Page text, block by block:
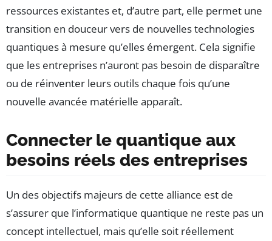
ressources existantes et, d’autre part, elle permet une
transition en douceur vers de nouvelles technologies
quantiques à mesure qu’elles émergent. Cela signifie
que les entreprises n’auront pas besoin de disparaître
ou de réinventer leurs outils chaque fois qu’une
nouvelle avancée matérielle apparaît.
Connecter le quantique aux
besoins réels des entreprises
Un des objectifs majeurs de cette alliance est de
s’assurer que l’informatique quantique ne reste pas un
concept intellectuel, mais qu’elle soit réellement